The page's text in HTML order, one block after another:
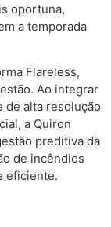
oportuna,
a temporada
Flareless,
Ao integrar
de alta resolução
a Quiron
preditiva da
de incêndios
eficiente.